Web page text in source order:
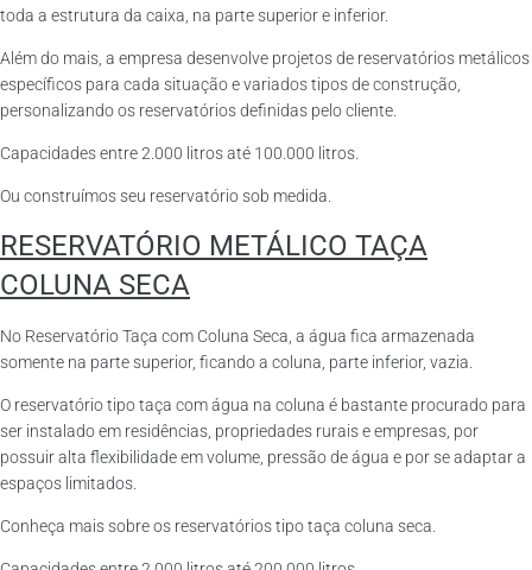
toda a estrutura da caixa, na parte superior e inferior.
Além do mais, a empresa desenvolve projetos de reservatórios metálicos
específicos para cada situação e variados tipos de construção,
personalizando os reservatórios definidas pelo cliente.
Capacidades entre 2.000 litros até 100.000 litros.
Ou construímos seu reservatório sob medida.
RESERVATÓRIO METÁLICO TAÇA
COLUNA SECA
No Reservatório Taça com Coluna Seca, a água fica armazenada
somente na parte superior, ficando a coluna, parte inferior, vazia.
O reservatório tipo taça com água na coluna é bastante procurado para
ser instalado em residências, propriedades rurais e empresas, por
possuir alta flexibilidade em volume, pressão de água e por se adaptar a
espaços limitados.
Conheça mais sobre os reservatórios tipo taça coluna seca.